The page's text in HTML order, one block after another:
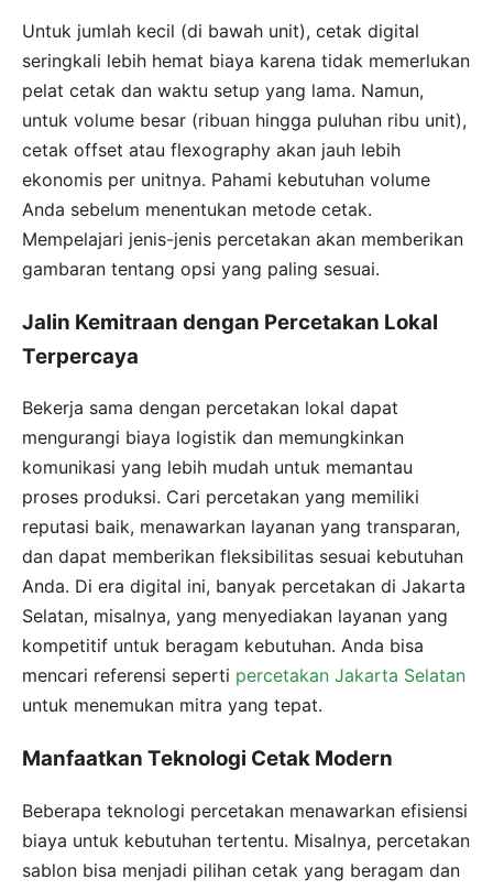
Untuk jumlah kecil (di bawah unit), cetak digital
seringkali lebih hemat biaya karena tidak memerlukan
pelat cetak dan waktu setup yang lama. Namun,
untuk volume besar (ribuan hingga puluhan ribu unit),
cetak offset atau flexography akan jauh lebih
ekonomis per unitnya. Pahami kebutuhan volume
Anda sebelum menentukan metode cetak.
Mempelajari jenis-jenis percetakan akan memberikan
gambaran tentang opsi yang paling sesuai.
Jalin Kemitraan dengan Percetakan Lokal
Terpercaya
Bekerja sama dengan percetakan lokal dapat
mengurangi biaya logistik dan memungkinkan
komunikasi yang lebih mudah untuk memantau
proses produksi. Cari percetakan yang memiliki
reputasi baik, menawarkan layanan yang transparan,
dan dapat memberikan fleksibilitas sesuai kebutuhan
Anda. Di era digital ini, banyak percetakan di Jakarta
Selatan, misalnya, yang menyediakan layanan yang
kompetitif untuk beragam kebutuhan. Anda bisa
mencari referensi seperti percetakan Jakarta Selatan
untuk menemukan mitra yang tepat.
Manfaatkan Teknologi Cetak Modern
Beberapa teknologi percetakan menawarkan efisiensi
biaya untuk kebutuhan tertentu. Misalnya, percetakan
sablon bisa menjadi pilihan cetak yang beragam dan